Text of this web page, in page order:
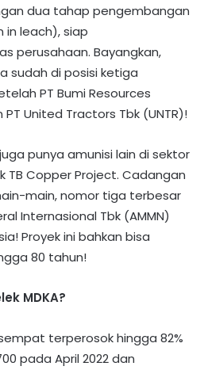
dua tahap pengembangan
in leach), siap
perusahaan. Bayangkan,
sudah di posisi ketiga
PT Bumi Resources
PT United Tractors Tbk (UNTR)!
punya amunisi lain di sektor
TB Copper Project. Cadangan
main, nomor tiga terbesar
Internasional Tbk (AMMN)
Proyek ini bahkan bisa
80 tahun!
MDKA?
terperosok hingga 82%
pada April 2022 dan